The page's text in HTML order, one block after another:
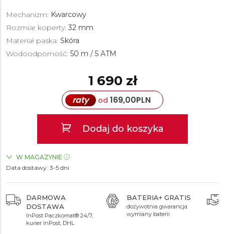
Mechanizm: Kwarcowy
Rozmiar koperty: 32 mm
Materiał paska: Skóra
Wodoodporność: 50 m / 5 ATM
1 690 zł
raty od 169,00PLN
Dodaj do koszyka
W MAGAZYNIE
ZEGARKI.PL Posnania Poznań
Data dostawy: 3-5 dni
DARMOWA
DOSTAWA
InPost Paczkomat® 24/7,
kurier InPost, DHL
BATERIA+ GRATIS
dożywotnia gwarancja
wymiany baterii